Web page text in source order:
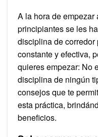
A la hora de empezar
principiantes se les
disciplina de corredor
constante y efectiva,
quieres empezar: No
disciplina de ningún
consejos que te
esta práctica,
beneficios.